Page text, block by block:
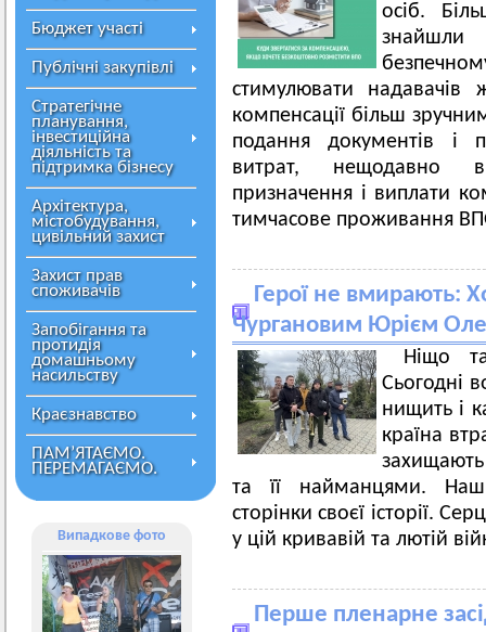
Бюджет участі
Публічні закупівлі
Стратегічне
планування,
інвестиційна
діяльність та
підтримка бізнесу
Архітектура,
містобудування,
цивільний захист
Захист прав
споживачів
Запобігання та
протидія
домашньому
насильству
Краєзнавство
ПАМ’ЯТАЄМО.
ПЕРЕМАГАЄМО.
Випадкове фото
осіб.
стимулювати
компенсації більш
подання документів і
витрат, нещодавно
призначення і виплати
тимчасове проживання
Герої не вмирають:
Чургановим Юрієм
Ніщо
Сьогодні
нищить і
країна
захищають
та її найманцями. Наш
сторінки своєї історії.
у цій кривавій та лютій
Перше пленарне